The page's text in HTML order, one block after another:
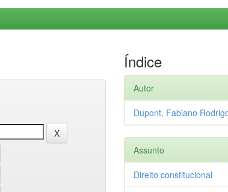
Índice
Autor
Dupont, Fabiano
Assunto
Direito constitucional